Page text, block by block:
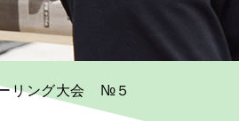
リング大会 №５